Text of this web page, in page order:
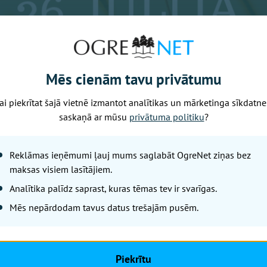
Mēs cienām tavu privātumu
piekrītat šajā vietnē izmantot analītikas un mārketinga
saskaņā ar mūsu privātuma politiku?
Reklāmas ieņēmumi ļauj mums saglabāt OgreNet ziņas bez
maksas visiem lasītājiem.
Analītika palīdz saprast, kuras tēmas tev ir svarīgas.
Mēs nepārdodam tavus datus trešajām pusēm.
Piekrītu